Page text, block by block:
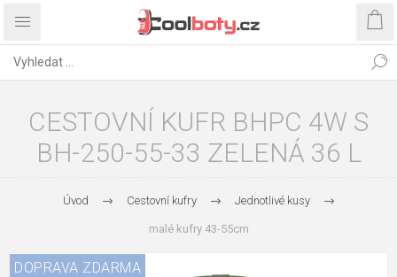
CESTOVNÍ KUFR BHPC 4W S
BH-250-55-33 ZELENÁ 36 L
Úvod Cestovní kufry Jednotlivé kusy
malé kufry 43-55cm
DOPRAVA ZDARMA